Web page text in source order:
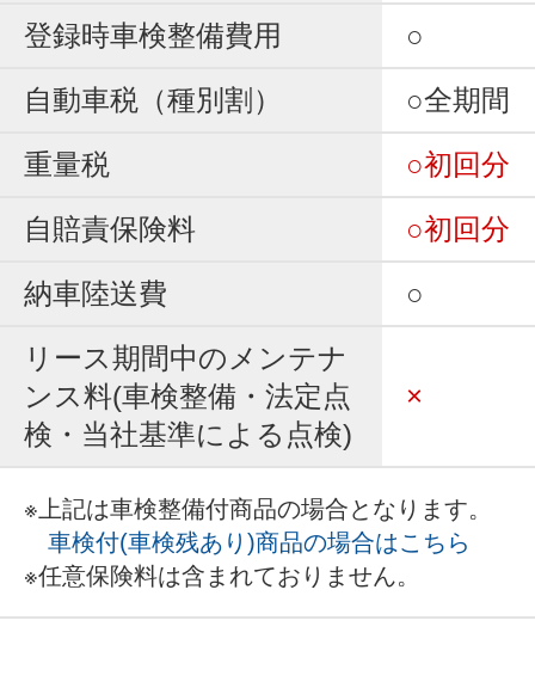
登録時車検整備費用
○
自動車税（種別割）
○全期間
重量税
○初回分
自賠責保険料
○初回分
納車陸送費
○
リース期間中のメンテナ
ンス料(車検整備・法定点
検・当社基準による点検)
×
※上記は車検整備付商品の場合となります。
車検付(車検残あり)商品の場合はこちら
※任意保険料は含まれておりません。